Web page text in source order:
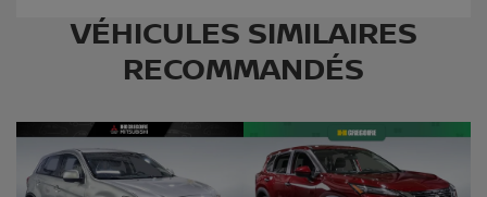
VÉHICULES SIMILAIRES
RECOMMANDÉS